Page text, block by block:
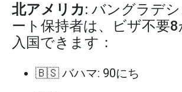
北アメリカ: バングラデ
ート保持者は、ビザ不要
入国できます：
🇧🇸 バハマ: 90にち